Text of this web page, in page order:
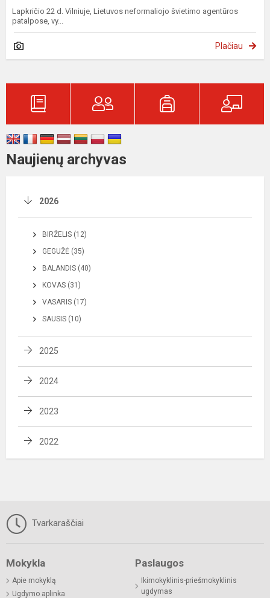
Lapkričio 22 d. Vilniuje, Lietuvos neformaliojo švietimo agentūros
patalpose, vy...
Plačiau
Naujienų archyvas
2026
BIRŽELIS (12)
GEGUŽĖ (35)
BALANDIS (40)
KOVAS (31)
VASARIS (17)
SAUSIS (10)
2025
2024
2023
2022
Tvarkaraščiai
Mokykla
Apie mokyklą
Ugdymo aplinka
Paslaugos
Ikimokyklinis-priešmokyklinis
ugdymas